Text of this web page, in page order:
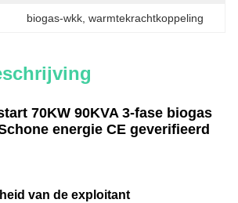
biogas-wkk , warmtekrachtkoppeling
70KW 90KVA 3-fase biogas
energie CE geverifieerd
van de exploitant